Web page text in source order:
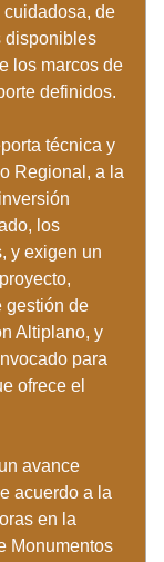
de
disponibles
los marcos de
definidos.
técnica y
Regional, a la
los
y exigen un
gestión de
Altiplano, y
para
ofrece el
avance
acuerdo a la
en la
Monumentos